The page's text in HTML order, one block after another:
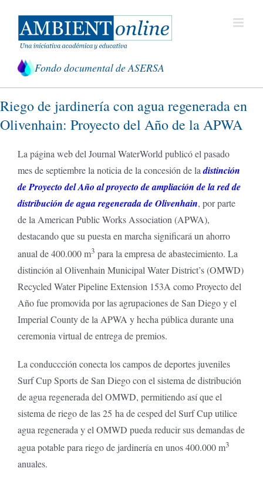
contenido
Fondo documental de ASERSA
Riego de jardinería con agua regenerada en
Olivenhain: Proyecto del Año de la APWA
La página web del Journal WaterWorld publicó el pasado
mes de septiembre la noticia de la concesión de ladistinción
de Proyecto del Año al proyecto de ampliación de la red de
distribución de agua regenerada de Olivenhain, por parte
de la American Public Works Association (APWA),
destacando que su puesta en marcha significará un ahorro
anual de 400.000 m3 para la empresa de abastecimiento. La
distinción al Olivenhain Municipal Water District’s (OMWD)
Recycled Water Pipeline Extension 153A como Proyecto del
Año fue promovida por las agrupaciones de San Diego y el
Imperial County de la APWA y hecha pública durante una
ceremonia virtual de entrega de premios.
La conduccción conecta los campos de deportes juveniles
Surf Cup Sports de San Diego con el sistema de distribución
de agua regenerada del OMWD, permitiendo así que el
sistema de riego de las 25 ha de cesped del Surf Cup utilice
agua regenerada y el OMWD pueda reducir sus demandas de
agua potable para riego de jardinería en unos 400.000 m3
anuales.